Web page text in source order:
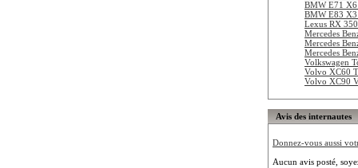
BMW E71
BMW E83
Lexus RX 350
Mercedes
Mercedes
Mercedes
Volkswagen
Volvo XC60
Volvo XC90
Avis des internautes
Donnez-vous aussi
Aucun avis posté,